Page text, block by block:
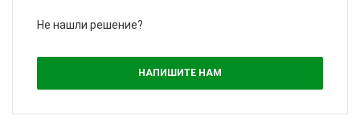
Не нашли решение?
НАПИШИТЕ НАМ